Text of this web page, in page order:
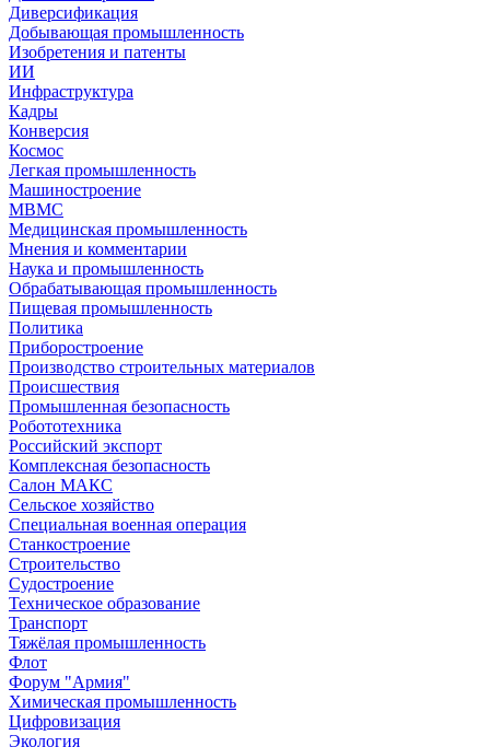
Диверсификация
Добывающая промышленность
Изобретения и патенты
ИИ
Инфраструктура
Кадры
Конверсия
Космос
Легкая промышленность
Машиностроение
МВМС
Медицинская промышленность
Мнения и комментарии
Наука и промышленность
Обрабатывающая промышленность
Пищевая промышленность
Политика
Приборостроение
Производство строительных материалов
Происшествия
Промышленная безопасность
Робототехника
Российский экспорт
Комплексная безопасность
Салон МАКС
Сельское хозяйство
Специальная военная операция
Станкостроение
Строительство
Судостроение
Техническое образование
Транспорт
Тяжёлая промышленность
Флот
Форум "Армия"
Химическая промышленность
Цифровизация
Экология